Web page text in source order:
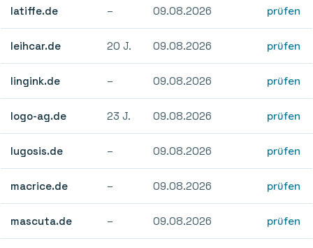
latiffe.de – 09.08.2026 prüfen
leihcar.de 20 J. 09.08.2026 prüfen
lingink.de – 09.08.2026 prüfen
logo-ag.de 23 J. 09.08.2026 prüfen
lugosis.de – 09.08.2026 prüfen
macrice.de – 09.08.2026 prüfen
mascuta.de – 09.08.2026 prüfen